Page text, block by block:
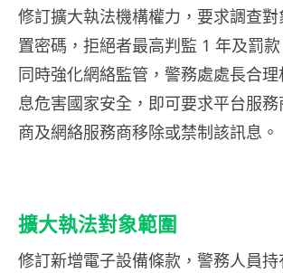
修訂擴大執法機構權力，要求調查
置密碼，拒絕者最高判監 1 年及罰款
同時強化網絡監管，警務處處長合
息危害國家安全，即可要求平台服
商及網絡服務商移除或禁制該訊息。
擴大執法對象範圍
修訂新增電子設備條款，警務人員